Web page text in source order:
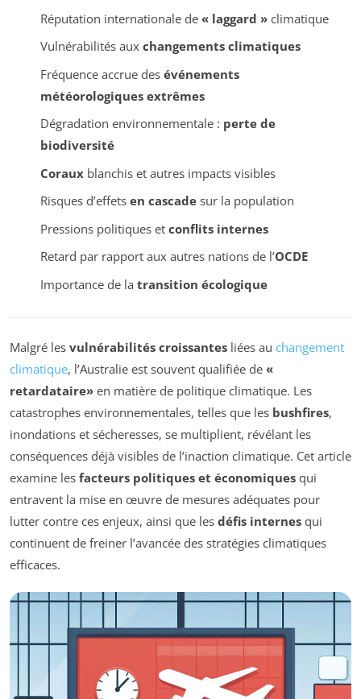
Réputation internationale de « laggard »climatique
Vulnérabilités aux changements climatiques
Fréquence accrue des événements
météorologiques extrêmes
Dégradation environnementale : perte de
biodiversité
Corauxblanchis et autres impacts visibles
Risques d’effets en cascadesur la population
Pressions politiques et conflits internes
Retard par rapport aux autres nations de l’OCDE
Importance de la transition écologique
Malgré les vulnérabilités croissantes liées au changement
climatique, l’Australie est souvent qualifiée de «
retardataire» en matière de politique climatique. Les
catastrophes environnementales, telles que les bushfires,
inondations et sécheresses, se multiplient, révélant les
conséquences déjà visibles de l’inaction climatique. Cet article
examine les facteurs politiques et économiques qui
entravent la mise en œuvre de mesures adéquates pour
lutter contre ces enjeux, ainsi que les défis internes qui
continuent de freiner l’avancée des stratégies climatiques
efficaces.